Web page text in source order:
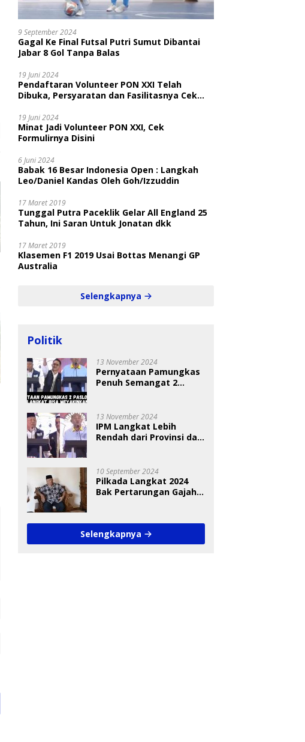
9 September 2024
Gagal Ke Final Futsal Putri Sumut Dibantai
Jabar 8 Gol Tanpa Balas
19 Juni 2024
Pendaftaran Volunteer PON XXI Telah
Dibuka, Persyaratan dan Fasilitasnya Cek
19 Juni 2024
Minat Jadi Volunteer PON XXI, Cek
Formulirnya Disini
6 Juni 2024
Babak 16 Besar Indonesia Open : Langkah
Leo/Daniel Kandas Oleh Goh/Izzuddin
17 Maret 2019
Tunggal Putra Paceklik Gelar All England 25
Tahun, Ini Saran Untuk Jonatan dkk
17 Maret 2019
Klasemen F1 2019 Usai Bottas Menangi GP
Australia
Selengkapnya
Politik
13 November 2024
Pernyataan Pamungkas
Penuh Semangat 2
13 November 2024
IPM Langkat Lebih
Rendah dari Provinsi dan
10 September 2024
Pilkada Langkat 2024
Bak Pertarungan Gajah
Selengkapnya